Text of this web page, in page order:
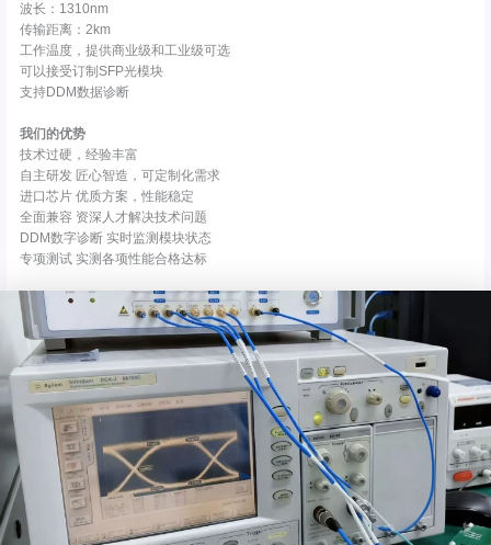
波长：1310nm
传输距离：2km
工作温度，提供商业级和工业级可选
可以接受订制SFP光模块
支持DDM数据诊断
我们的优势
技术过硬，经验丰富
自主研发 匠心智造，可定制化需求
进口芯片 优质方案，性能稳定
全面兼容 资深人才解决技术问题
DDM数字诊断 实时监测模块状态
专项测试 实测各项性能合格达标